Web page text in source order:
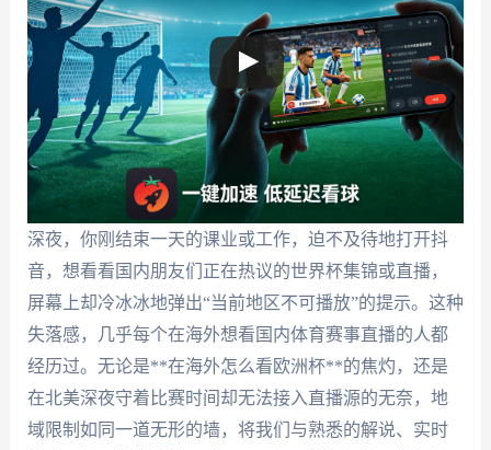
深夜，你刚结束一天的课业或工作，迫不及待地打开抖
音，想看看国内朋友们正在热议的世界杯集锦或直播，
屏幕上却冷冰冰地弹出“当前地区不可播放”的提示。这种
失落感，几乎每个在海外想看国内体育赛事直播的人都
经历过。无论是**在海外怎么看欧洲杯**的焦灼，还是
在北美深夜守着比赛时间却无法接入直播源的无奈，地
域限制如同一道无形的墙，将我们与熟悉的解说、实时